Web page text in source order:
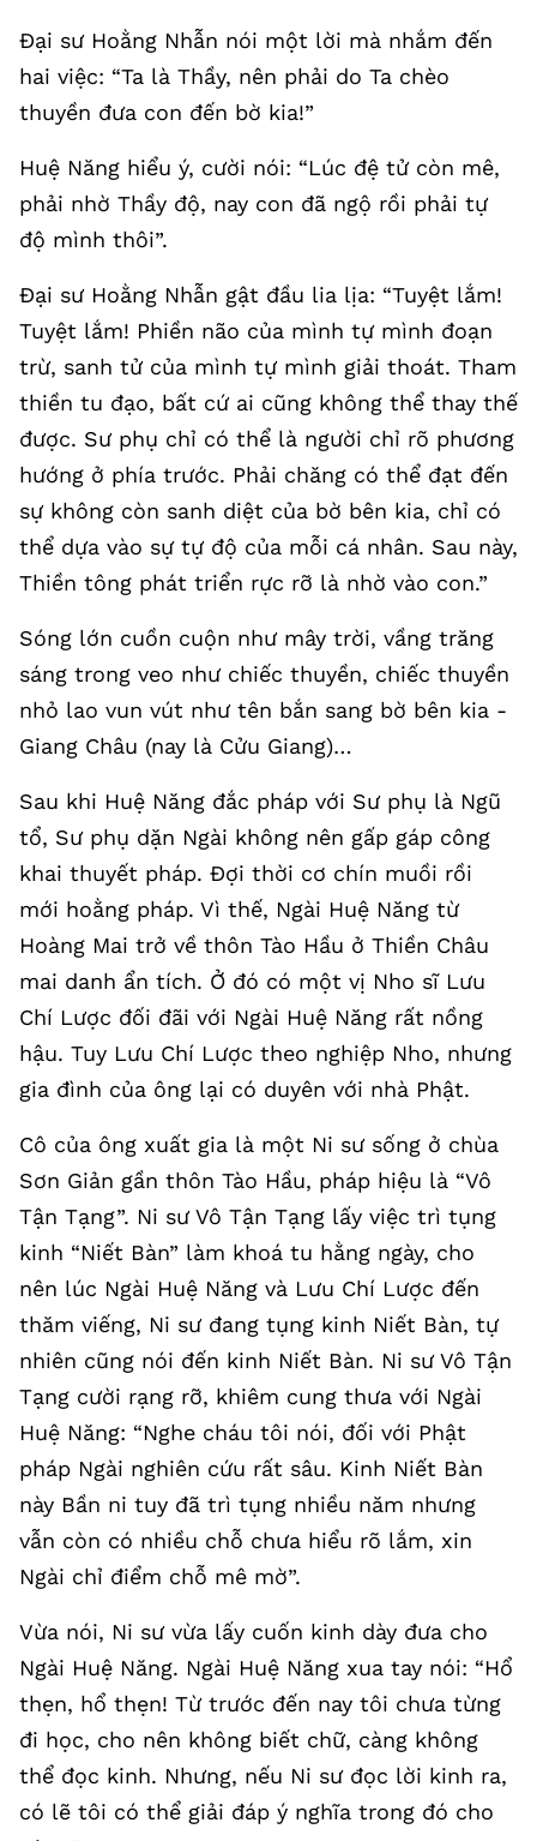
Đại sư Hoằng Nhẫn nói một lời mà nhắm đến
hai việc: “Ta là Thầy, nên phải do Ta chèo
thuyền đưa con đến bờ kia!”
Huệ Năng hiểu ý, cười nói: “Lúc đệ tử còn mê,
phải nhờ Thầy độ, nay con đã ngộ rồi phải tự
độ mình thôi”.
Đại sư Hoằng Nhẫn gật đầu lia lịa: “Tuyệt lắm!
Tuyệt lắm! Phiền não của mình tự mình đoạn
trừ, sanh tử của mình tự mình giải thoát. Tham
thiền tu đạo, bất cứ ai cũng không thể thay thế
được. Sư phụ chỉ có thể là người chỉ rõ phương
hướng ở phía trước. Phải chăng có thể đạt đến
sự không còn sanh diệt của bờ bên kia, chỉ có
thể dựa vào sự tự độ của mỗi cá nhân. Sau này,
Thiền tông phát triển rực rỡ là nhờ vào con.”
Sóng lớn cuồn cuộn như mây trời, vầng trăng
sáng trong veo như chiếc thuyền, chiếc thuyền
nhỏ lao vun vút như tên bắn sang bờ bên kia -
Giang Châu (nay là Cửu Giang)…
Sau khi Huệ Năng đắc pháp với Sư phụ là Ngũ
tổ, Sư phụ dặn Ngài không nên gấp gáp công
khai thuyết pháp. Đợi thời cơ chín muồi rồi
mới hoằng pháp. Vì thế, Ngài Huệ Năng từ
Hoàng Mai trở về thôn Tào Hầu ở Thiền Châu
mai danh ẩn tích. Ở đó có một vị Nho sĩ Lưu
Chí Lược đối đãi với Ngài Huệ Năng rất nồng
hậu. Tuy Lưu Chí Lược theo nghiệp Nho, nhưng
gia đình của ông lại có duyên với nhà Phật.
Cô của ông xuất gia là một Ni sư sống ở chùa
Sơn Giản gần thôn Tào Hầu, pháp hiệu là “Vô
Tận Tạng”. Ni sư Vô Tận Tạng lấy việc trì tụng
kinh “Niết Bàn” làm khoá tu hằng ngày, cho
nên lúc Ngài Huệ Năng và Lưu Chí Lược đến
thăm viếng, Ni sư đang tụng kinh Niết Bàn, tự
nhiên cũng nói đến kinh Niết Bàn. Ni sư Vô Tận
Tạng cười rạng rỡ, khiêm cung thưa với Ngài
Huệ Năng: “Nghe cháu tôi nói, đối với Phật
pháp Ngài nghiên cứu rất sâu. Kinh Niết Bàn
này Bần ni tuy đã trì tụng nhiều năm nhưng
vẫn còn có nhiều chỗ chưa hiểu rõ lắm, xin
Ngài chỉ điểm chỗ mê mờ”.
Vừa nói, Ni sư vừa lấy cuốn kinh dày đưa cho
Ngài Huệ Năng. Ngài Huệ Năng xua tay nói: “Hổ
thẹn, hổ thẹn! Từ trước đến nay tôi chưa từng
đi học, cho nên không biết chữ, càng không
thể đọc kinh. Nhưng, nếu Ni sư đọc lời kinh ra,
có lẽ tôi có thể giải đáp ý nghĩa trong đó cho